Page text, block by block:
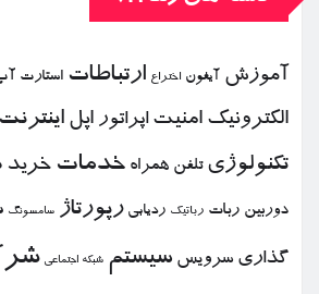
آموزش آیفون اختراع ارتباطات استارت
الكترونیك امنیت اپراتور اپل اینترنت
تكنولوژی تلفن همراه خدمات خرید
دوربین ربات رباتیك ردیابی رپورتاژ سامسونگ
گذاری سرویس سیستم شبكه اجتماعی